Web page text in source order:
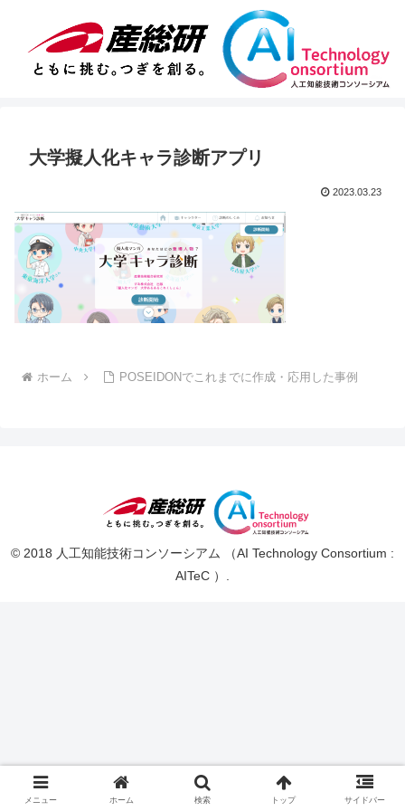
大学擬人化キャラ診断アプリ
2023.03.23
ホーム POSEIDONでこれまでに作成・応用した事例
© 2018 人工知能技術コンソーシアム （AI Technology Consortium :
AITeC ）.
メニュー ホーム 検索 トップ サイドバー